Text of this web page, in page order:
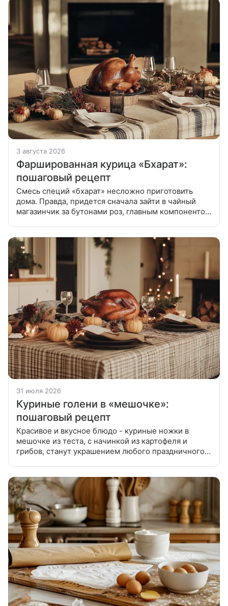
3 августа 2026
Фаршированная курица «Бхарат»:
пошаговый рецепт
Смесь специй «бхарат» несложно приготовить
дома. Правда, придется сначала зайти в чайный
магазинчик за бутонами роз, главным компонентом
31 июля 2026
Куриные голени в «мешочке»:
пошаговый рецепт
Красивое и вкусное блюдо - куриные ножки в
мешочке из теста, с начинкой из картофеля и
грибов, станут украшением любого праздничного